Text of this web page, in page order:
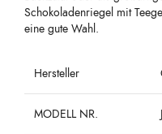
Schokoladenriegel mit
eine gute Wahl.
Hersteller
MODELL NR.